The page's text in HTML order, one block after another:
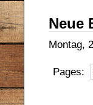
Neue
Montag,
Pages: